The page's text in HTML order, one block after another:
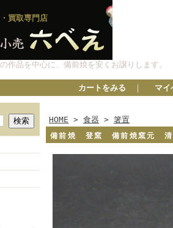
買取専門店
作品を中心に、備前焼を安くお譲りします。
カートをみる ｜ マイ
HOME > 食器 > 箸置
備前焼 登窯 備前焼窯元